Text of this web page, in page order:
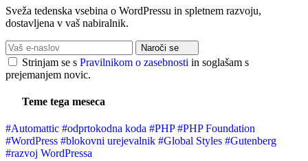
Sveža tedenska vsebina o WordPressu in spletnem razvoju,
dostavljena v vaš nabiralnik.
Naroči se
Strinjam se s Pravilnikom o zasebnosti in soglašam s
prejemanjem novic.
Teme tega meseca
#Automattic #odprtokodna koda #PHP #PHP Foundation
#WordPress #blokovni urejevalnik #Global Styles #Gutenberg
#razvoj WordPressa